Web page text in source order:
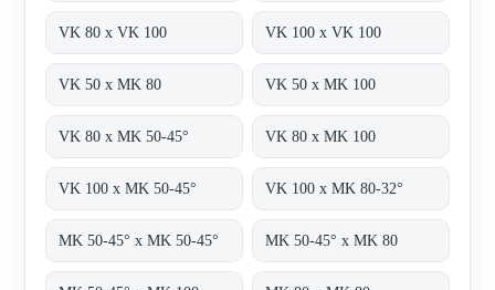
VK 80 x VK 100 VK 100 x VK 100
VK 50 x MK 80 VK 50 x MK 100
VK 80 x MK 50-45° VK 80 x MK 100
VK 100 x MK 50-45° VK 100 x MK 80-32°
MK 50-45° x MK 50-45° MK 50-45° x MK 80